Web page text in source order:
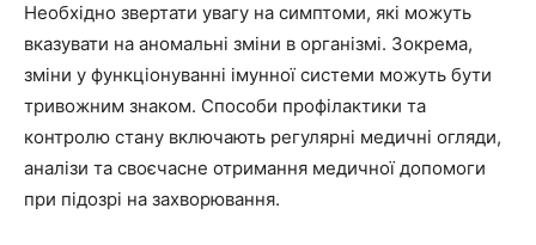
Необхідно звертати увагу на симптоми, які можуть
вказувати на аномальні зміни в організмі. Зокрема,
зміни у функціонуванні імунної системи можуть бути
тривожним знаком. Способи профілактики та
контролю стану включають регулярні медичні огляди,
аналізи та своєчасне отримання медичної допомоги
при підозрі на захворювання.